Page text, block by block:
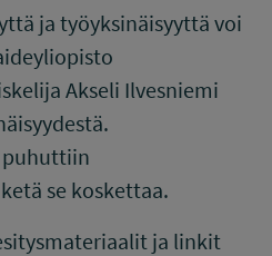
ja työyksinäisyyttä voi
Akseli Ilvesniemi
puhuttiin
se koskettaa.
ja linkit